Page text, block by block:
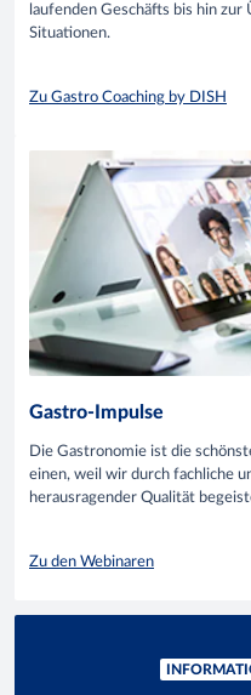
laufenden Geschäfts bis hin
Situationen.
Zu Gastro Coaching by DISH
Gastro-Impulse
Die Gastronomie ist die
einen, weil wir durch fachliche
herausragender Qualität
Zu den Webinaren